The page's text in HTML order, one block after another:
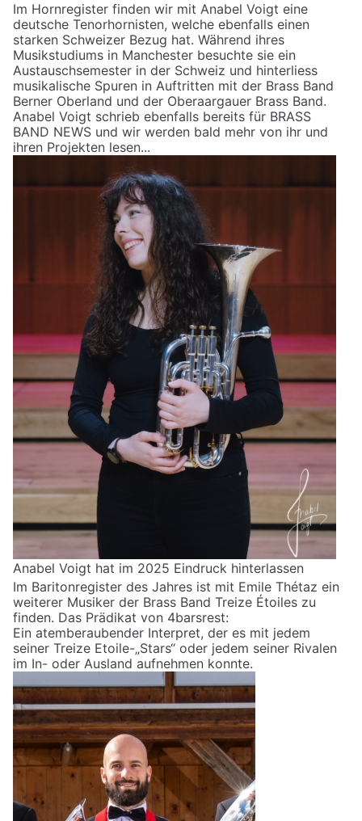
Im Hornregister finden wir mit Anabel Voigt eine
deutsche Tenorhornisten, welche ebenfalls einen
starken Schweizer Bezug hat. Während ihres
Musikstudiums in Manchester besuchte sie ein
Austauschsemester in der Schweiz und hinterliess
musikalische Spuren in Auftritten mit der Brass Band
Berner Oberland und der Oberaargauer Brass Band.
Anabel Voigt schrieb ebenfalls bereits für BRASS
BAND NEWS und wir werden bald mehr von ihr und
ihren Projekten lesen...
Anabel Voigt hat im 2025 Eindruck hinterlassen
Im Baritonregister des Jahres ist mit Emile Thétaz ein
weiterer Musiker der Brass Band Treize Étoiles zu
finden. Das Prädikat von 4barsrest:
Ein atemberaubender Interpret, der es mit jedem
seiner Treize Etoile-„Stars“ oder jedem seiner Rivalen
im In- oder Ausland aufnehmen konnte.